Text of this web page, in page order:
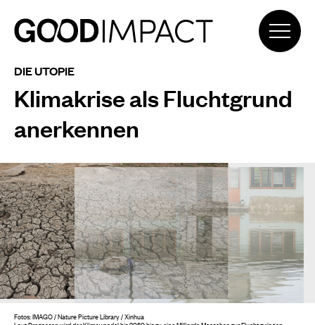
DIE UTOPIE
Klimakrise als Fluchtgrund
anerkennen
Fotos: IMAGO / Nature Picture Library / Xinhua